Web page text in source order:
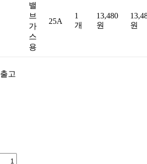
밸
브
가
스
용
25A
1
개
13,480
원
원
출고